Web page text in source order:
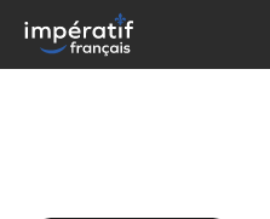
contenu